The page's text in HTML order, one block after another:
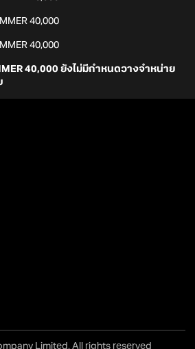
40,000 ยังไม่มีกำหนดวางจำหน่าย
Limited. All rights reserved